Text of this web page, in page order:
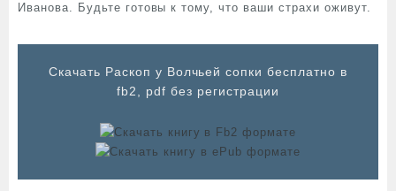
Иванова. Будьте готовы к тому, что ваши страхи оживут.
Cкачать Раскоп у Волчьей сопки бесплатно в
fb2, pdf без регистрации